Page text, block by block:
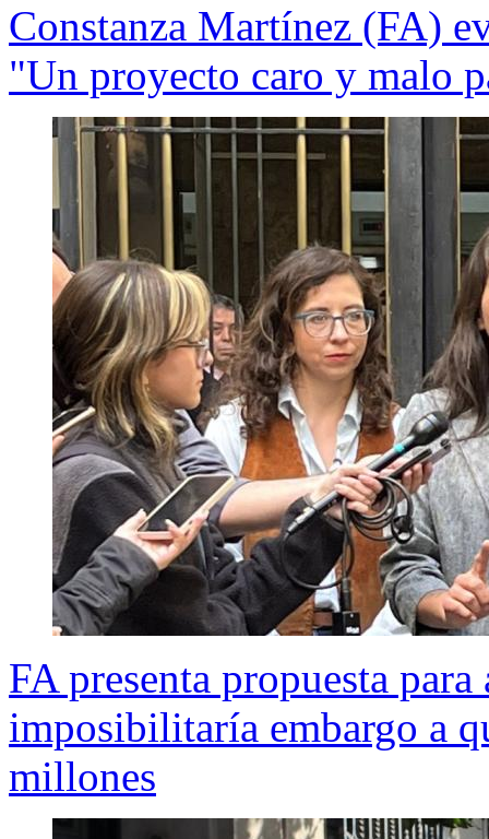
Constanza Martínez (FA)
"Un proyecto caro y malo
FA presenta propuesta
imposibilitaría embargo a
millones